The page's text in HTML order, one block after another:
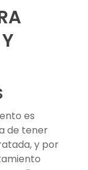
es
de tener
y por